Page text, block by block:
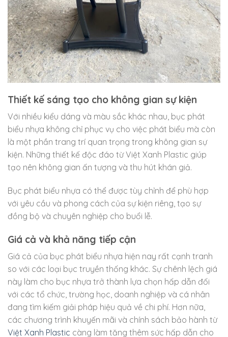
Thiết kế sáng tạo cho không gian sự kiện
Với nhiều kiểu dáng và màu sắc khác nhau, bục phát
biểu nhựa không chỉ phục vụ cho việc phát biểu mà còn
là một phần trang trí quan trọng trong không gian sự
kiện. Những thiết kế độc đáo từ Việt Xanh Plastic giúp
tạo nên không gian ấn tượng và thu hút khán giả.
Bục phát biểu nhựa có thể được tùy chỉnh để phù hợp
với yêu cầu và phong cách của sự kiện riêng, tạo sự
đồng bộ và chuyên nghiệp cho buổi lễ.
Giá cả và khả năng tiếp cận
Giá cả của bục phát biểu nhựa hiện nay rất cạnh tranh
so với các loại bục truyền thống khác. Sự chênh lệch giá
này làm cho bục nhựa trở thành lựa chọn hấp dẫn đối
với các tổ chức, trường học, doanh nghiệp và cá nhân
đang tìm kiếm giải pháp hiệu quả về chi phí. Hơn nữa,
các chương trình khuyến mãi và chính sách bảo hành từ
Việt Xanh Plastic càng làm tăng thêm sức hấp dẫn cho